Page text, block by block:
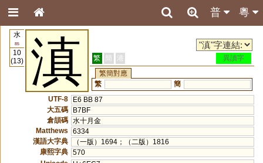
粵
普
水
85
10
(13)
滇 繁 簡 港
異讀字
繁簡對應
繁
簡
UTF-8
E6 BB 87
大五碼
B7BF
倉頡碼 水十月金
Matthews
6334
漢語大字典
（一版）1694；（二版）1816
康熙字典 570